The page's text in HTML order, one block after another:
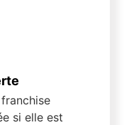
si elle est